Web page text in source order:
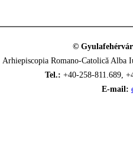
©
Arhiepiscopia Romano-Catolică
Tel.: +40-258-811.689,
E-mail: